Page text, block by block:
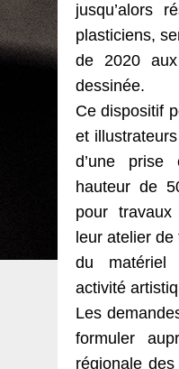
jusqu’alors
plasticiens,
de 2020
dessinée.
Ce dispositif
et
d’une prise
hauteur de
pour travaux
leur atelier de
du matériel
activité
Les
formuler
régionale